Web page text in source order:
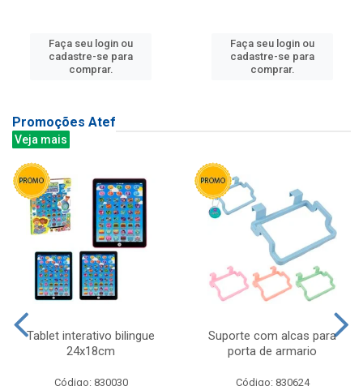
Faça seu login ou
cadastre-se para
comprar.
Faça seu login ou
cadastre-se para
comprar.
Promoções Atef
Veja mais
Tablet interativo bilingue
24x18cm
Código: 830030
Suporte com alcas para
porta de armario
Código: 830624